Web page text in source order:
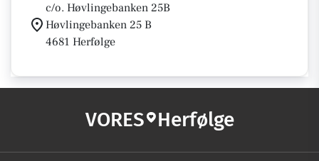
c/o. Høvlingebanken 25B
Høvlingebanken 25 B
4681 Herfølge
VORES Herfølge